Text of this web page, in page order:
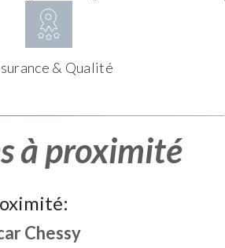
& Qualité
à proximité
Chessy